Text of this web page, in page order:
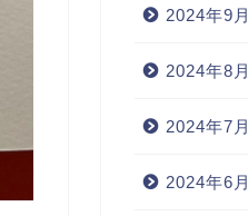
2024年9月
2024年8月
2024年7月
2024年6月